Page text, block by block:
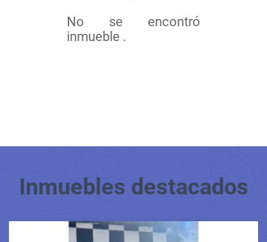
No se encontró
inmueble .
Inmuebles destacados